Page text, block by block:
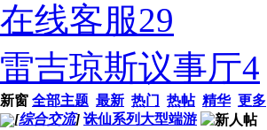
在线客服29
雷吉琼斯议事厅4
新窗 全部主题 最新 热门 热帖 精华 更多
[综合交流] 诛仙系列大型端游